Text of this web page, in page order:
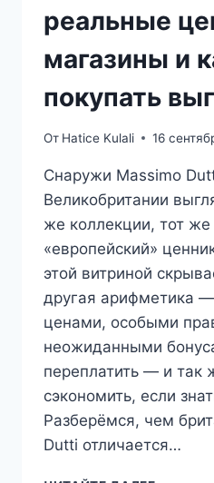
реальные
магазины и
покупать
От Hatice Kulali 16
Снаружи Massimo
Великобритании
же коллекции, тот же
«европейский»
этой витриной
другая арифметика
ценами, особыми
неожиданными
переплатить — и так
сэкономить, если
Разберёмся, чем
Dutti отличается…